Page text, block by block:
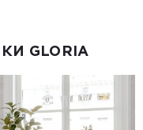
GLORIA